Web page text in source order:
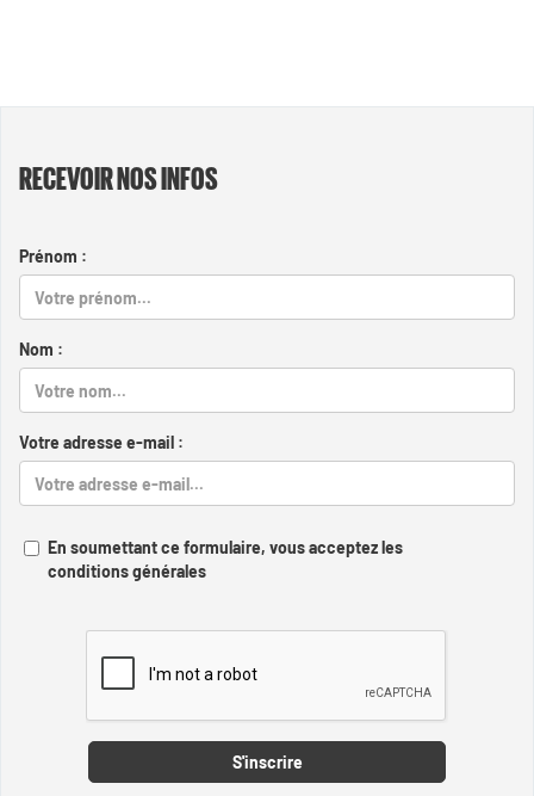
RECEVOIR NOS INFOS
Prénom :
Nom :
Votre adresse e-mail :
En soumettant ce formulaire, vous acceptez les
conditions générales
S'inscrire